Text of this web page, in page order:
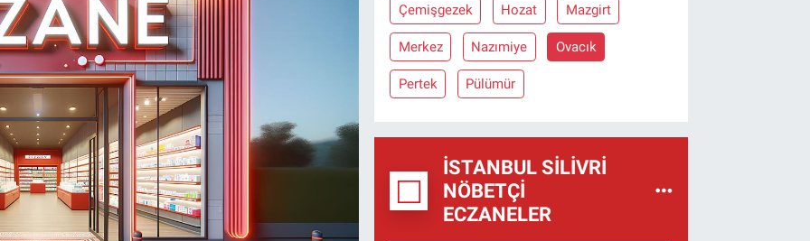
Çemişgezek Hozat Mazgirt
Merkez Nazımiye Ovacık
Pertek Pülümür
İSTANBUL SILIVRI
NÖBETÇI
ECZANELER